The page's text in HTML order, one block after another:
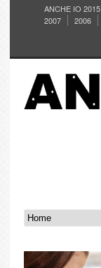
ANCHE IO 2015
2007
2006